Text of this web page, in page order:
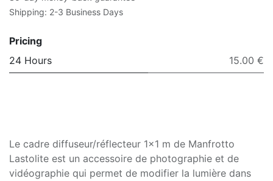
Shipping: 2-3 Business Days
Pricing
24 Hours
15.00 €
Le cadre diffuseur/réflecteur 1x1 m de Manfrotto
Lastolite est un accessoire de photographie et de
vidéographie qui permet de modifier la lumière dans